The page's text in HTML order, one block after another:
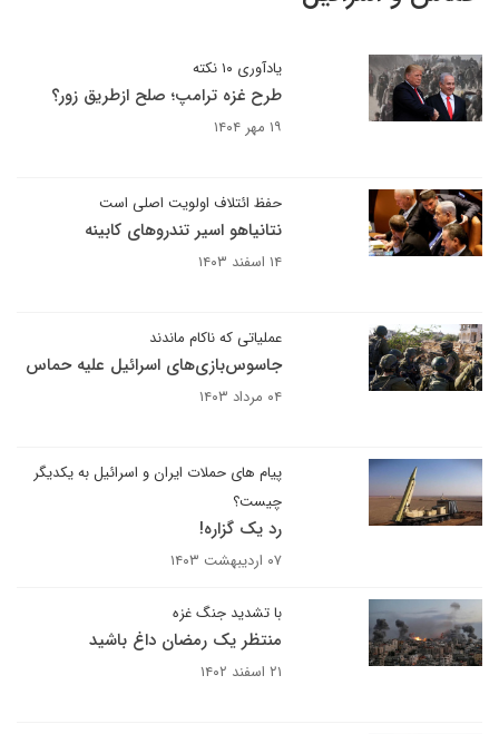
یادآوری ۱۰ نکته
طرح غزه ترامپ؛ صلح ازطریق زور؟
۱۹ مهر ۱۴۰۴
حفظ ائتلاف اولویت اصلی است
نتانیاهو اسیر تندروهای کابینه
۱۴ اسفند ۱۴۰۳
عملیاتی که ناکام ماندند
جاسوس‌بازی‌های اسرائیل علیه حماس
۰۴ مرداد ۱۴۰۳
پیام ‌های حملات ایران و اسرائیل به یکدیگر
چیست؟
رد یک گزاره!
۰۷ اردیبهشت ۱۴۰۳
با تشدید جنگ غزه
منتظر یک رمضان داغ باشید
۲۱ اسفند ۱۴۰۲